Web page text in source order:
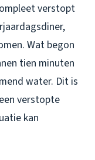
verstopt
Wat begon
tien minuten
water. Dit is
verstopte
kan